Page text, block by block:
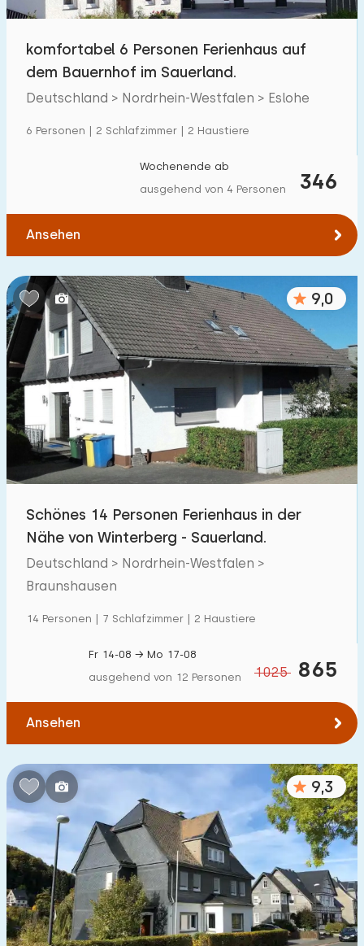
Ferienbauernhof
Villa
Ferienwohnung
Kindermöbel 42
Eingezäunter Garten
Spielgeräte im Garten 13
Hallenbad
Freibad 0
Kinderanimation 0
Kindereinrichtungen im Park 1
Zugänglichkeit
Eingeschränkte Mobilität
Hilfsmittel
komfortabel 6 Personen Ferienhaus auf
dem Bauernhof im Sauerland.
Deutschland > Nordrhein-Westfalen > Eslohe
6 Personen | 2 Schlafzimmer | 2 Haustiere
346
Wochenende ab
ausgehend von 4 Personen
Ansehen
9,0
Schönes 14 Personen Ferienhaus in der
Nähe von Winterberg - Sauerland.
Deutschland > Nordrhein-Westfalen >
Braunshausen
14 Personen | 7 Schlafzimmer | 2 Haustiere
1025 865
Fr 14-08 → Mo 17-08
ausgehend von 12 Personen
Ansehen
9,3